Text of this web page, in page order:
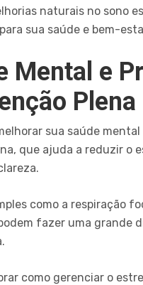
naturais no sono
sua saúde e bem-
Mental e
Plena
sua saúde
que ajuda a reduzir o
como a respiração
fazer uma grande
como gerenciar o